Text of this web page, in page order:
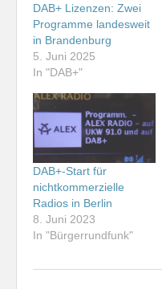
DAB+ Lizenzen: Zwei
Programme landesweit
in Brandenburg
5. Juni 2025
In "DAB+"
DAB+-Start für
nichtkommerzielle
Radios in Berlin
8. Juni 2023
In "Bürgerrundfunk"